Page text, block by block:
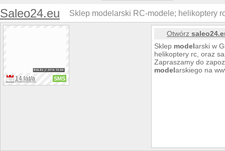
Saleo24.eu Sklep modelarski RC-modele; helikoptery
14 lat/a SMS
Otwórz
Sklep modelarski w
helikoptery rc, oraz
Zapraszamy do
modelarskiego na